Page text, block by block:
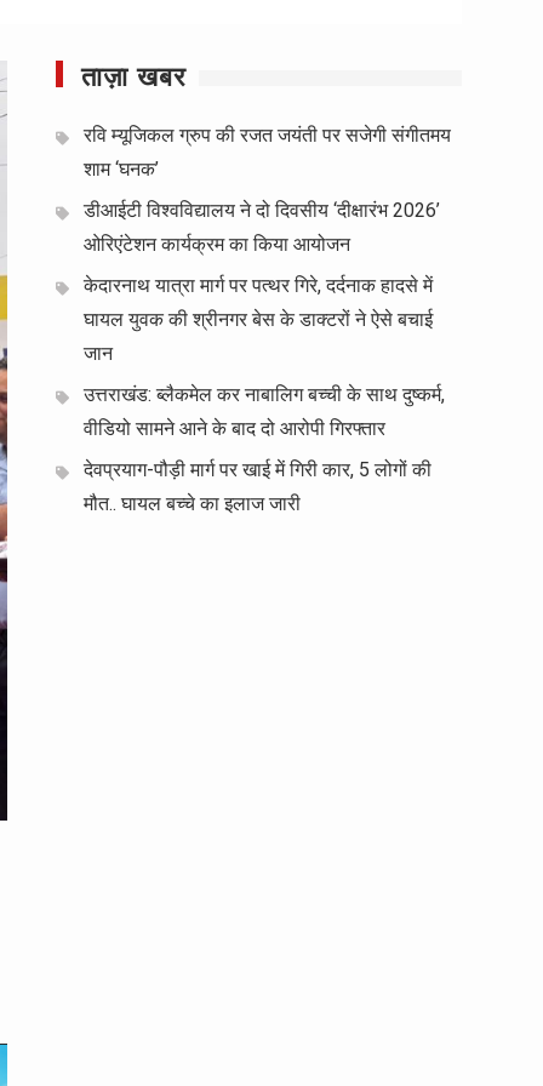
ताज़ा खबर
रवि म्यूजिकल ग्रुप की रजत जयंती पर सजेगी संगीतमय
शाम ‘घनक’
डीआईटी विश्वविद्यालय ने दो दिवसीय ‘दीक्षारंभ 2026’
ओरिएंटेशन कार्यक्रम का किया आयोजन
केदारनाथ यात्रा मार्ग पर पत्थर गिरे, दर्दनाक हादसे में
घायल युवक की श्रीनगर बेस के डाक्टरों ने ऐसे बचाई
जान
उत्तराखंड: ब्लैकमेल कर नाबालिग बच्ची के साथ दुष्कर्म,
वीडियो सामने आने के बाद दो आरोपी गिरफ्तार
देवप्रयाग-पौड़ी मार्ग पर खाई में गिरी कार, 5 लोगों की
मौत.. घायल बच्चे का इलाज जारी